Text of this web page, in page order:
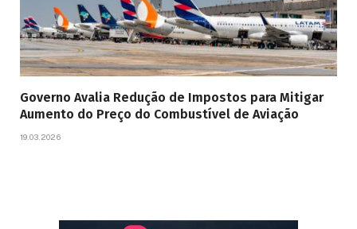
Governo Avalia Redução de Impostos para Mitigar
Aumento do Preço do Combustível de Aviação
19.03.2026